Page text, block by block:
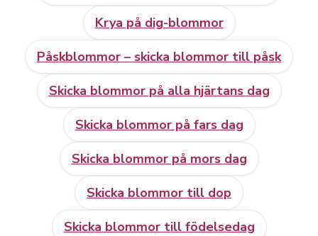
Krya på dig-blommor
Påskblommor – skicka blommor till påsk
Skicka blommor på alla hjärtans dag
Skicka blommor på fars dag
Skicka blommor på mors dag
Skicka blommor till dop
Skicka blommor till födelsedag